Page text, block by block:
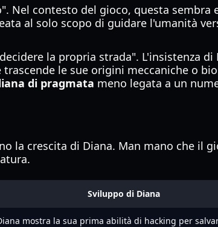
Nel contesto del gioco, questa sembra
al solo scopo di guidare l'umanità
la propria strada". L'insistenza
le sue origini meccaniche o
di pragmata meno legata a un
la crescita di Diana. Man mano che il
Sviluppo di Diana
mostra la sua prima abilità di hacking per